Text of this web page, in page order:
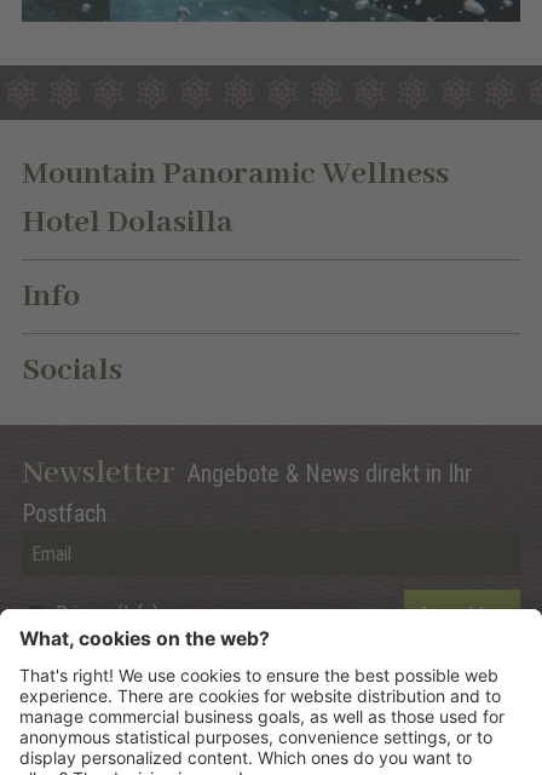
Mountain Panoramic Wellness
Hotel Dolasilla
Info
Socials
Newsletter Angebote & News direkt in Ihr
Postfach
Anmelden
Privacy (Info)
©2026Mountain Panoramic Wellness Hotel Dolasilla.CIN:
IT021006A13ZWMYJZ7
.